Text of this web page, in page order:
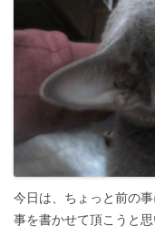
今日は、ちょっと前の
事を書かせて頂こうと思